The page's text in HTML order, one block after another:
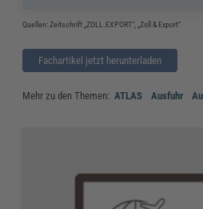
Quellen: Zeitschrift „ZOLL.EXPORT“, „Zoll & Export“
Fachartikel jetzt herunterladen
Mehr zu den Themen: ATLAS Ausfuhr